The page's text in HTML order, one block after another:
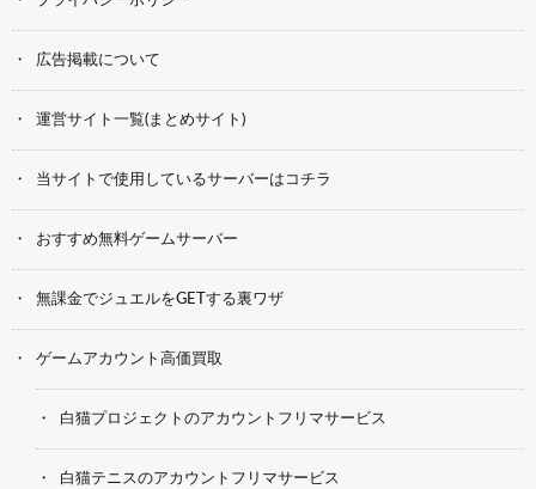
広告掲載について
運営サイト一覧(まとめサイト)
当サイトで使用しているサーバーはコチラ
おすすめ無料ゲームサーバー
無課金でジュエルをGETする裏ワザ
ゲームアカウント高価買取
白猫プロジェクトのアカウントフリマサービス
白猫テニスのアカウントフリマサービス